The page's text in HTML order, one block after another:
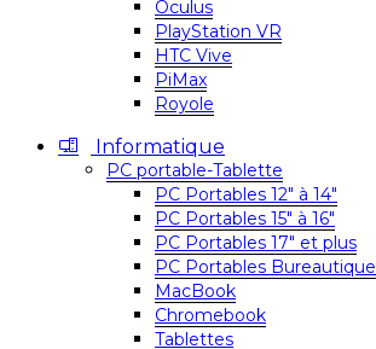
Oculus
PlayStation VR
HTC Vive
PiMax
Royole
Informatique
PC portable-Tablette
PC Portables 12″ à 14″
PC Portables 15″ à 16″
PC Portables 17″ et plus
PC Portables Bureautique
MacBook
Chromebook
Tablettes